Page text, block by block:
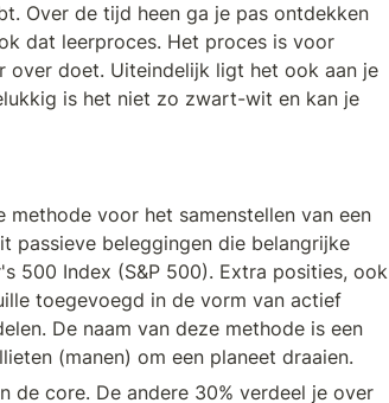
Over de tijd heen ga je pas ontdekken
dat leerproces. Het proces is voor
over doet. Uiteindelijk ligt het ook aan je
is het niet zo zwart-wit en kan je
voor het samenstellen van een
passieve beleggingen die belangrijke
500 Index (S&P 500). Extra posities, ook
toegevoegd in de vorm van actief
De naam van deze methode is een
(manen) om een planeet draaien.
de core. De andere 30% verdeel je over